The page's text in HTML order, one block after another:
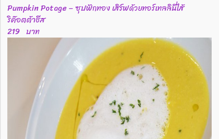
Pumpkin Potage – ซุปฟักทอง เสิร์ฟด้วยทอร์เทลลินี่ไส้
ริค๊อตต้าชีส
219 บาท